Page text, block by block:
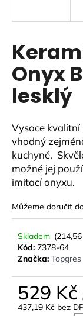
Onyx
lesklý
Vysoce
vhodný
kuchyně.
možné jej
imitací onyxu.
Můžeme doručit
Skladem
Kód: 7378-64
Značka: Topgres
529 Kč
437,19 Kč bez
í
t
?
D
o
p
u
u
e